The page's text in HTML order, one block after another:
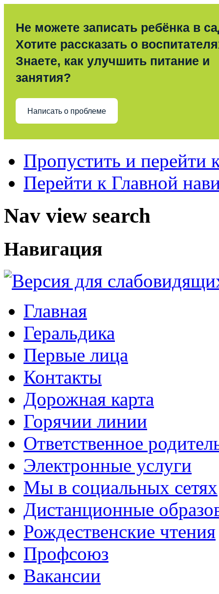
Не можете записать ребёнка в
Хотите рассказать о
Знаете, как улучшить питание и
занятия?
Написать о проблеме
Пропустить и перейти
Перейти к Главной
Nav view search
Навигация
Главная
Геральдика
Первые лица
Контакты
Дорожная карта
Горячии линии
Ответственное
Электронные услуги
Мы в социальных сетях
Дистанционные
Рождественские чтения
Профсоюз
Вакансии